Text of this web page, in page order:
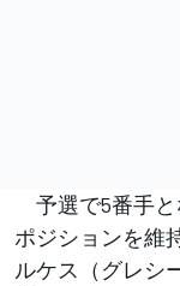
予選で5番手と
ポジションを維
ルケス（グレシ